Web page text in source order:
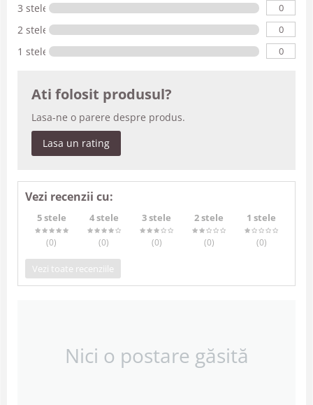
3 stele 0
2 stele 0
1 stele 0
Ati folosit produsul?
Lasa-ne o parere despre produs.
Lasa un rating
Vezi recenzii cu:
5 stele
(0)
4 stele
(0)
3 stele
(0)
2 stele
(0)
1 stele
(0)
Vezi toate recenziile
Nici o postare găsită